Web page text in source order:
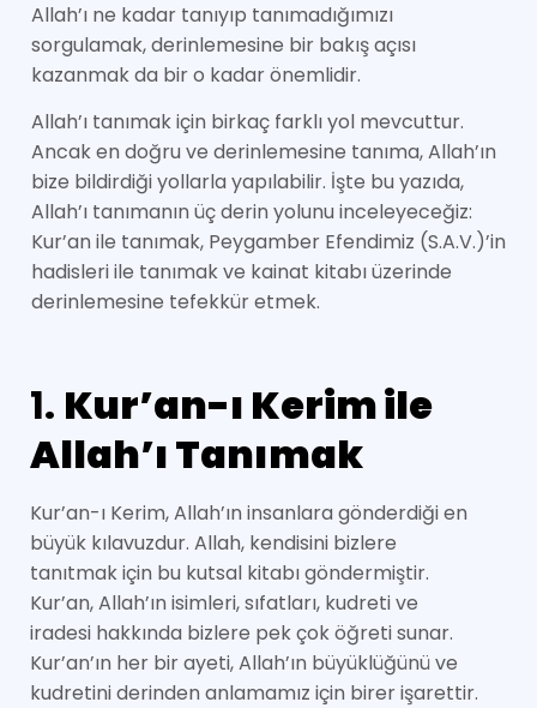
Allah’ı ne kadar tanıyıp tanımadığımızı
sorgulamak, derinlemesine bir bakış açısı
kazanmak da bir o kadar önemlidir.
Allah’ı tanımak için birkaç farklı yol mevcuttur.
Ancak en doğru ve derinlemesine tanıma, Allah’ın
bize bildirdiği yollarla yapılabilir. İşte bu yazıda,
Allah’ı tanımanın üç derin yolunu inceleyeceğiz:
Kur’an ile tanımak, Peygamber Efendimiz (S.A.V.)’in
hadisleri ile tanımak ve kainat kitabı üzerinde
derinlemesine tefekkür etmek.
1. Kur’an-ı Kerim ile
Allah’ı Tanımak
Kur’an-ı Kerim, Allah’ın insanlara gönderdiği en
büyük kılavuzdur. Allah, kendisini bizlere
tanıtmak için bu kutsal kitabı göndermiştir.
Kur’an, Allah’ın isimleri, sıfatları, kudreti ve
iradesi hakkında bizlere pek çok öğreti sunar.
Kur’an’ın her bir ayeti, Allah’ın büyüklüğünü ve
kudretini derinden anlamamız için birer işarettir.